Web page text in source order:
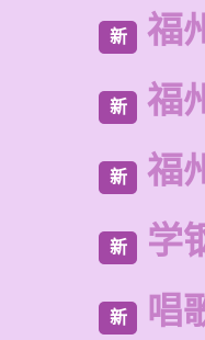
新 福
新 福
新 福
新 学
新 唱